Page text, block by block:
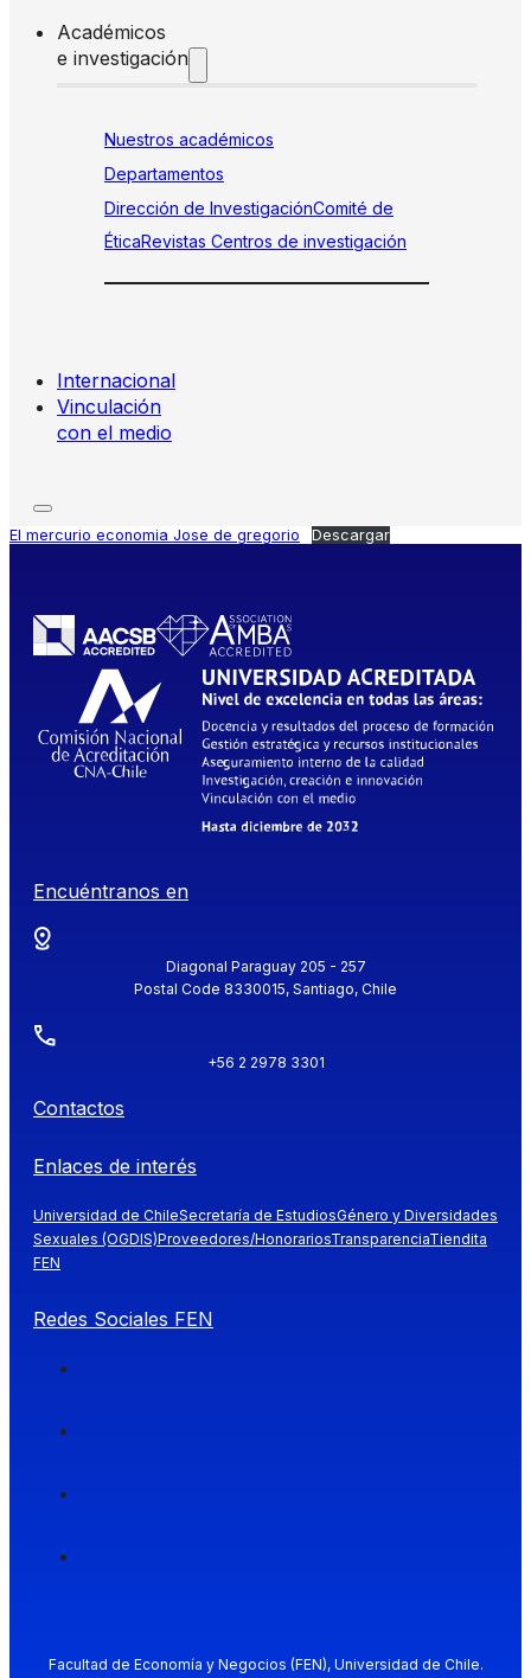
Académicos
e investigación
Nuestros académicos
Departamentos
Dirección de InvestigaciónComité de
ÉticaRevistas Centros de investigación
Internacional
Vinculación
con el medio
El mercurio economia Jose de gregorio Descargar
Encuéntranos en
Diagonal Paraguay 205 - 257
Postal Code 8330015, Santiago, Chile
+56 2 2978 3301
Contactos
Enlaces de interés
Universidad de ChileSecretaría de EstudiosGénero y Diversidades
Sexuales (OGDIS)Proveedores/HonorariosTransparenciaTiendita
FEN
Redes Sociales FEN
Facultad de Economía y Negocios (FEN), Universidad de Chile.